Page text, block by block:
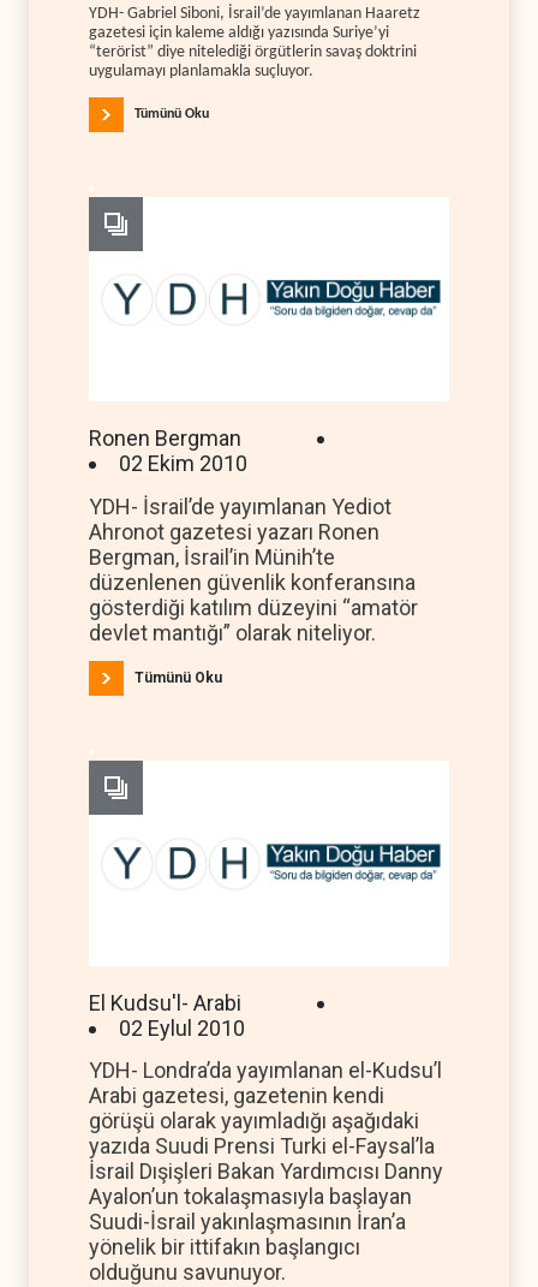
YDH- Gabriel Siboni, İsrail’de yayımlanan Haaretz
gazetesi için kaleme aldığı yazısında Suriye’yi
“terörist” diye nitelediği örgütlerin savaş doktrini
uygulamayı planlamakla suçluyor.
Tümünü Oku
Ronen Bergman
02 Ekim 2010
YDH- İsrail’de yayımlanan Yediot
Ahronot gazetesi yazarı Ronen
Bergman, İsrail’in Münih’te
düzenlenen güvenlik konferansına
gösterdiği katılım düzeyini “amatör
devlet mantığı” olarak niteliyor.
Tümünü Oku
El Kudsu'l- Arabi
02 Eylul 2010
YDH- Londra’da yayımlanan el-Kudsu’l
Arabi gazetesi, gazetenin kendi
görüşü olarak yayımladığı aşağıdaki
yazıda Suudi Prensi Turki el-Faysal’la
İsrail Dışişleri Bakan Yardımcısı Danny
Ayalon’un tokalaşmasıyla başlayan
Suudi-İsrail yakınlaşmasının İran’a
yönelik bir ittifakın başlangıcı
olduğunu savunuyor.